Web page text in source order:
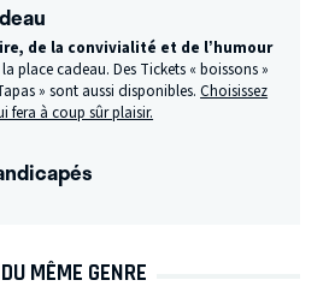
de la convivialité et de l’humour
la place cadeau. Des Tickets « boissons »
» sont aussi disponibles.Choisissez
fera à coup sûr plaisir.
MÊME GENRE